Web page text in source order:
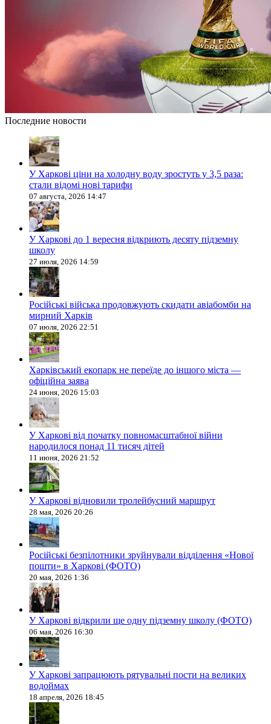
Последние новости
У Харкові ціни на холодну воду зростуть у 3,5 раза:
стали відомі нові тарифи
07 августа, 2026 14:47
У Харкові до 1 вересня відкриють десяту підземну
школу
27 июля, 2026 14:59
Російські війська продовжують скидати авіабомби на
мирний Харків
07 июля, 2026 22:51
Харківський екопарк не переїде до іншого міста —
офіційна заява
24 июня, 2026 15:03
У Харкові від початку повномасштабної війни
народилося понад 11 тисяч дітей
11 июня, 2026 21:52
У Харкові відновили тролейбусний маршрут
28 мая, 2026 20:26
Російські безпілотники зруйнували відділення «Нової
пошти» в Харкові (ФОТО)
20 мая, 2026 1:36
У Харкові відкрили ще одну підземну школу (ФОТО)
06 мая, 2026 16:30
У Харкові запрацюють рятувальні пости на великих
водоймах
18 апреля, 2026 18:45